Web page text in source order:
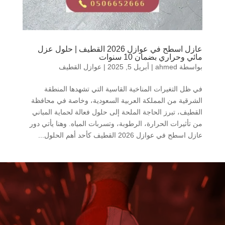
عازل اسطح في عوازل 2026 القطيف | حلول عزل
مائي وحراري بضمان 10 سنوات
بواسطة ahmed
| أبريل 5, 2025 | عوازل القطيف
في ظل التغيرات المناخية القاسية التي تشهدها المنطقة
الشرقية من المملكة العربية السعودية، وخاصة في محافظة
القطيف، تبرز الحاجة الملحة إلى حلول فعالة لحماية المباني
من تأثيرات الحرارة، الرطوبة، وتسربات المياه. وهنا يأتي دور
عازل اسطح في عوازل 2026 القطيف كأحد أهم الحلول...